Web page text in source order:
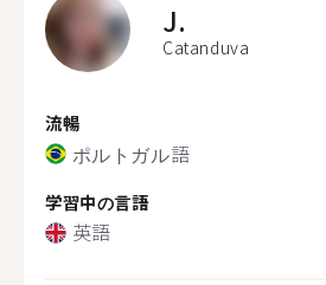
J.
Catanduva
流暢
ポルトガル語
学習中の言語
英語